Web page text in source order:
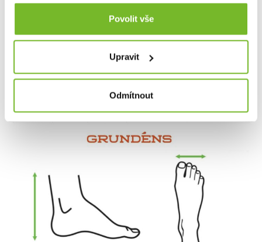
Povolit vše
Upravit
Odmítnout